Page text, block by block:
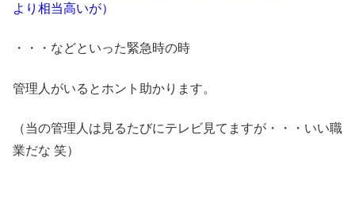
より相当高いが）
・・・などといった緊急時の時
管理人がいるとホント助かります。
（当の管理人は見るたびにテレビ見てますが・・・いい職
業だな 笑）